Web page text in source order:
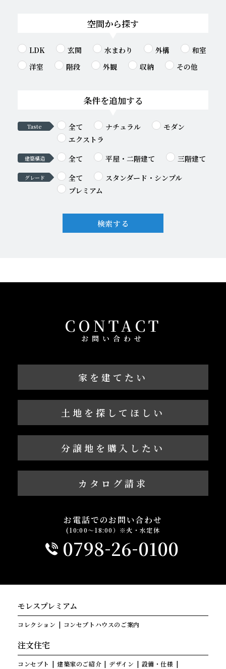
空間から探す
LDK 玄関 水まわり 外構
和室
洋室
階段 外観 収納 その他
条件を追加する
Taste 全て ナチュラル
モダン
エクストラ
建築構造 全て 平屋・二階建て 三階建て
グレード 全て
スタンダード・シンプル
プレミアム
検索する
CONTACT
お問い合わせ
家を建てたい
土地を探してほしい
分譲地を購入したい
カタログ請求
お電話でのお問い合わせ
(10:00～18:00）※火・水定休
0798-26-0100
モレスプレミアム
コレクション コンセプトハウスのご案内
注文住宅
コンセプト 建築家のご紹介 デザイン
設備・仕様